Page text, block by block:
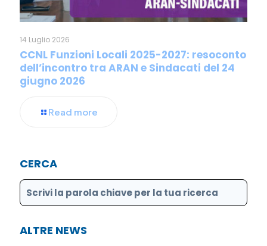
14 Luglio 2026
CCNL Funzioni Locali 2025-2027: resoconto
dell’incontro tra ARAN e Sindacati del 24
giugno 2026
Read more
CERCA
ALTRE NEWS